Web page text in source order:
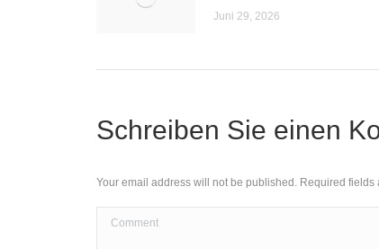
Juni 29, 2026
Schreiben Sie einen
Your email address will not be published. Required fields
Comment